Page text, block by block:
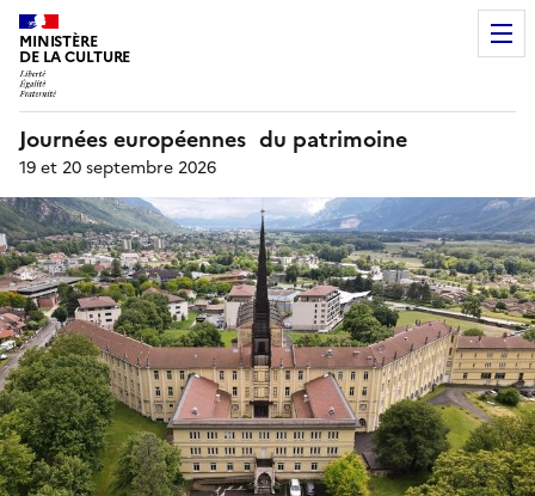
MINISTÈRE
DE LA CULTURE
Journées européennes du patrimoine
19 et 20 septembre 2026